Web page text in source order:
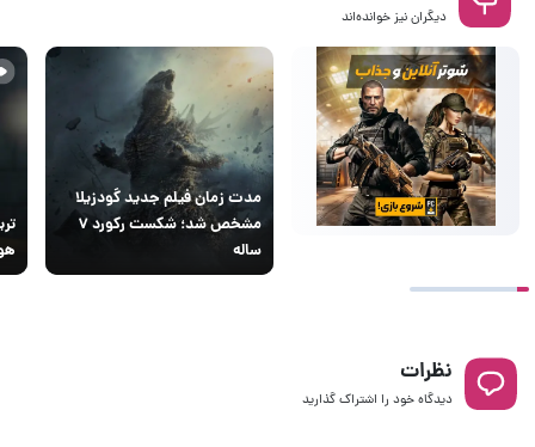
دیگران نیز خوانده‌اند
مدت زمان فیلم جدید گودزیلا
مشخص شد؛ شکست رکورد ۷
ساله
نظرات
دیدگاه خود را اشتراک گذارید